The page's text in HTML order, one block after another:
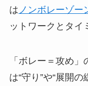
は ノンボレーゾー
ットワークとタイ
「ボレー＝攻め
は“守り”や“展開